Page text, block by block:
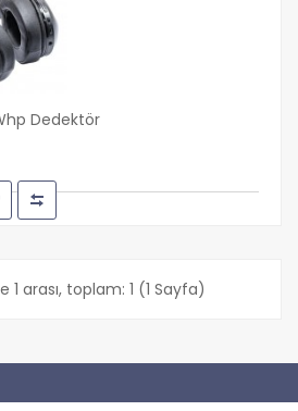
Dedektör
1 arası, toplam: 1 (1 Sayfa)